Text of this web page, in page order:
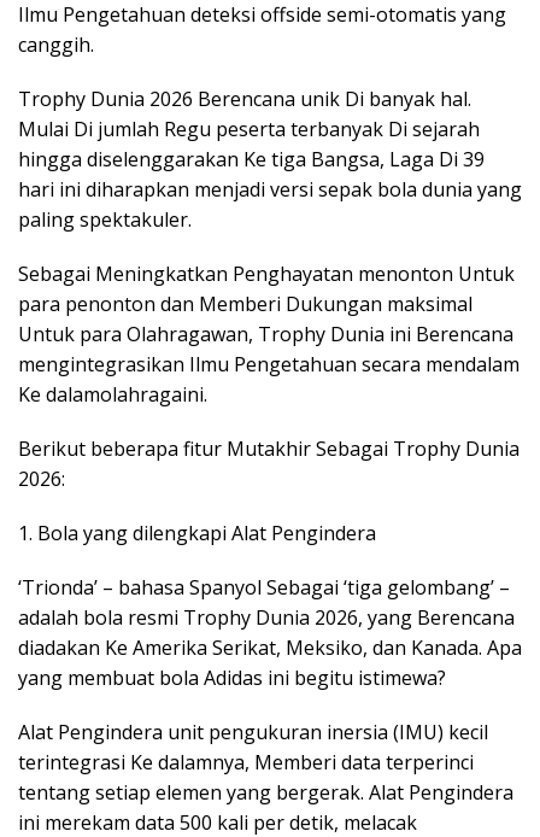
Ilmu Pengetahuan deteksi offside semi-otomatis yang
canggih.
Trophy Dunia 2026 Berencana unik Di banyak hal.
Mulai Di jumlah Regu peserta terbanyak Di sejarah
hingga diselenggarakan Ke tiga Bangsa, Laga Di 39
hari ini diharapkan menjadi versi sepak bola dunia yang
paling spektakuler.
Sebagai Meningkatkan Penghayatan menonton Untuk
para penonton dan Memberi Dukungan maksimal
Untuk para Olahragawan, Trophy Dunia ini Berencana
mengintegrasikan Ilmu Pengetahuan secara mendalam
Ke dalamolahragaini.
Berikut beberapa fitur Mutakhir Sebagai Trophy Dunia
2026:
1. Bola yang dilengkapi Alat Pengindera
‘Trionda’ – bahasa Spanyol Sebagai ‘tiga gelombang’ –
adalah bola resmi Trophy Dunia 2026, yang Berencana
diadakan Ke Amerika Serikat, Meksiko, dan Kanada. Apa
yang membuat bola Adidas ini begitu istimewa?
Alat Pengindera unit pengukuran inersia (IMU) kecil
terintegrasi Ke dalamnya, Memberi data terperinci
tentang setiap elemen yang bergerak. Alat Pengindera
ini merekam data 500 kali per detik, melacak